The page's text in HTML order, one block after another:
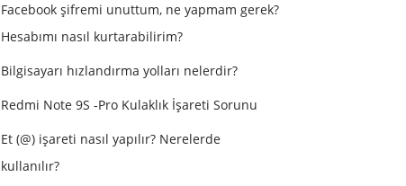
Facebook şifremi unuttum, ne yapmam gerek?
Hesabımı nasıl kurtarabilirim?
Bilgisayarı hızlandırma yolları nelerdir?
Redmi Note 9S -Pro Kulaklık İşareti Sorunu
Et (@) işareti nasıl yapılır? Nerelerde
kullanılır?